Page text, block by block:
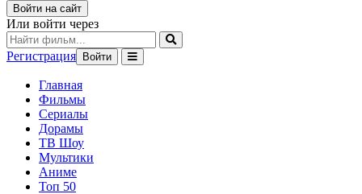
Войти на сайт
Или войти через
Регистрация Войти
Главная
Фильмы
Сериалы
Дорамы
ТВ Шоу
Мультики
Аниме
Топ 50